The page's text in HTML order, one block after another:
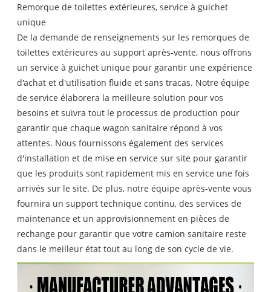
Remorque de toilettes extérieures, service à guichet
unique
De la demande de renseignements sur les remorques de
toilettes extérieures au support après-vente, nous offrons
un service à guichet unique pour garantir une expérience
d'achat et d'utilisation fluide et sans tracas. Notre équipe
de service élaborera la meilleure solution pour vos
besoins et suivra tout le processus de production pour
garantir que chaque wagon sanitaire répond à vos
attentes. Nous fournissons également des services
d'installation et de mise en service sur site pour garantir
que les produits sont rapidement mis en service une fois
arrivés sur le site. De plus, notre équipe après-vente vous
fournira un support technique continu, des services de
maintenance et un approvisionnement en pièces de
rechange pour garantir que votre camion sanitaire reste
dans le meilleur état tout au long de son cycle de vie.